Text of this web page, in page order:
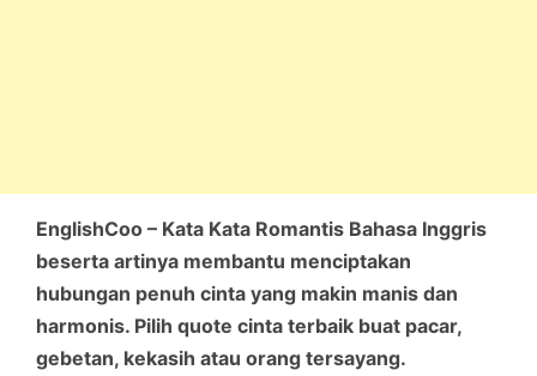
EnglishCoo – Kata Kata Romantis Bahasa Inggris
beserta artinya membantu menciptakan
hubungan penuh cinta yang makin manis dan
harmonis. Pilih quote cinta terbaik buat pacar,
gebetan, kekasih atau orang tersayang.